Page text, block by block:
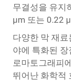
무결성을 유지
μm 또는 0.22
다양한 막 재
야에 특화된
로마토그래피
뛰어난 화학적